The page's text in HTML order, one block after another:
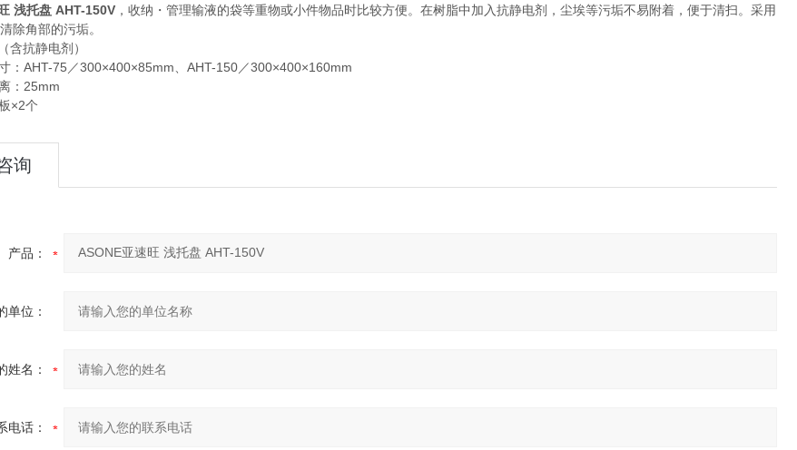
浅托盘 AHT-150V ，收纳・管理输液的袋等重物或小件物品时比较方便。在树脂中加入抗静电剂，尘埃等污垢不易附着，便于清扫。采用
除角部的污垢。
含抗静电剂）
：AHT-75／300×400×85mm、AHT-150／300×400×160mm
：25mm
×2个
询
产品：
单位：
姓名：
电话：